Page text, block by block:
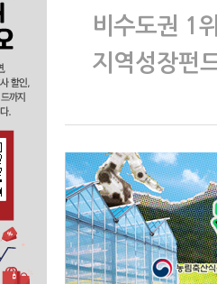
비수도권 1
지역성장펀